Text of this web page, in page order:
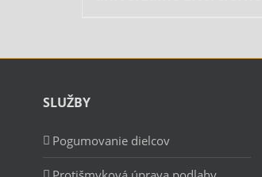
SLUŽBY
Pogumovanie dielcov